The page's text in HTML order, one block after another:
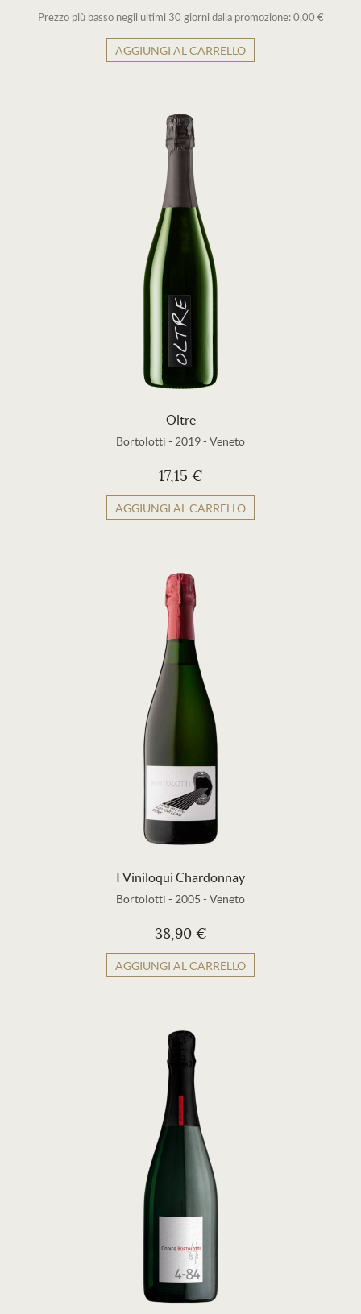
Prezzo più basso negli ultimi 30 giorni dalla promozione: 0,00 €
AGGIUNGI AL CARRELLO
Oltre
Bortolotti - 2019-Veneto
17,15 €
AGGIUNGI AL CARRELLO
I Viniloqui Chardonnay
Bortolotti - 2005 -Veneto
38,90 €
AGGIUNGI AL CARRELLO